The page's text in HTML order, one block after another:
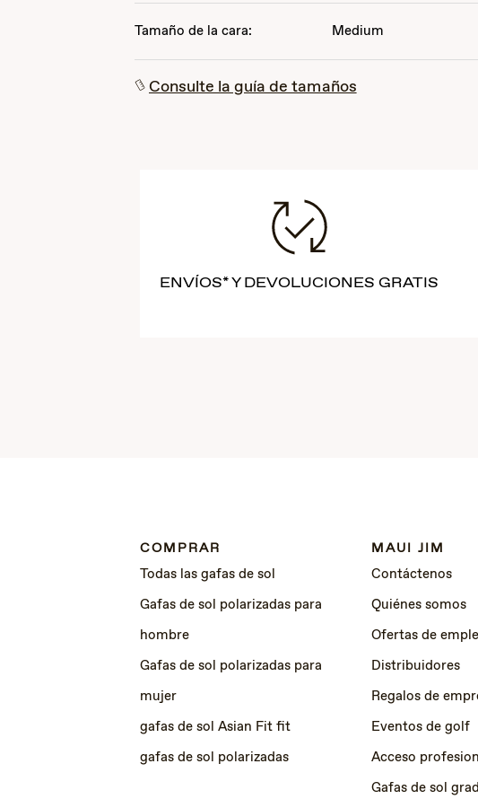
Tamaño de la cara: Medium
Consulte la guía de tamaños
ENVÍOS* Y DEVOLUCIONES GRATIS
COMPRAR
Todas las gafas de sol
Gafas de sol polarizadas para
hombre
Gafas de sol polarizadas para
mujer
gafas de sol Asian Fit fit
gafas de sol polarizadas
MAUI JIM
Contáctenos
Quiénes somos
Ofertas de
Distribuidores
Regalos de
Eventos de golf
Acceso
Gafas de sol